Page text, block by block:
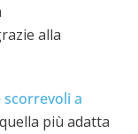
alla
a
più adatta